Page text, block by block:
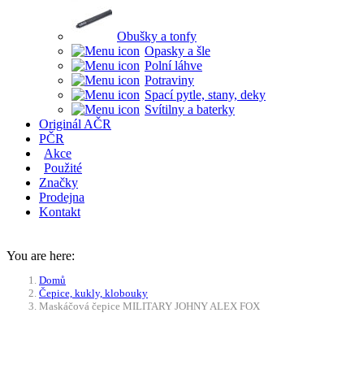
Obušky a tonfy
Opasky a šle
Polní láhve
Potraviny
Spací pytle, stany, deky
Svítilny a baterky
Originál AČR
PČR
Akce
Použité
Značky
Prodejna
Kontakt
You are here:
Domů
Čepice, kukly, klobouky
Maskáčová čepice MILITARY JOHNY ALEX FOX